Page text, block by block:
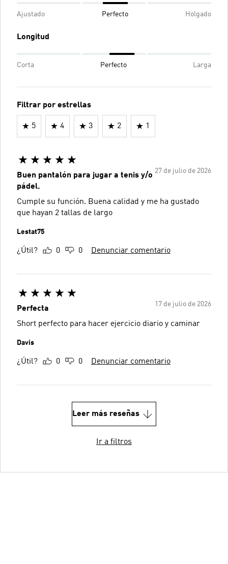
Ajustado Perfecto Holgado
Longitud
Corta Perfecto Larga
Filtrar por estrellas
5 4 3 2 1
27 de julio de 2026
Buen pantalón para jugar a tenis y/o
pádel.
Cumple su función. Buena calidad y me ha gustado
que hayan 2 tallas de largo
Lestat75
¿Útil? 0 0 Denunciar comentario
17 de julio de 2026
Perfecta
Short perfecto para hacer ejercicio diario y caminar
Davis
¿Útil? 0 0 Denunciar comentario
Leer más reseñas
Ir a filtros